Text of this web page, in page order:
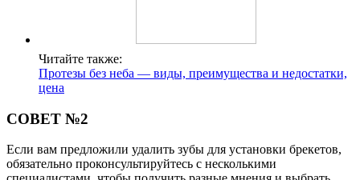
Читайте также:
Протезы без неба — виды, преимущества и недостатки,
цена
СОВЕТ №2
Если вам предложили удалить зубы для установки брекетов,
обязательно проконсультируйтесь с несколькими